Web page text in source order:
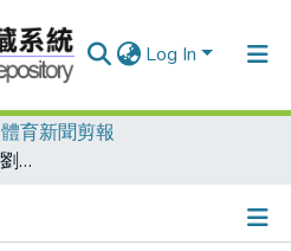
Log In
體育新聞剪報
全國桌球錦標賽(92年) 劉羿德捧回首座冠軍杯 14歲小將江宏傑勇奪季軍 黃怡樺女單三連霸